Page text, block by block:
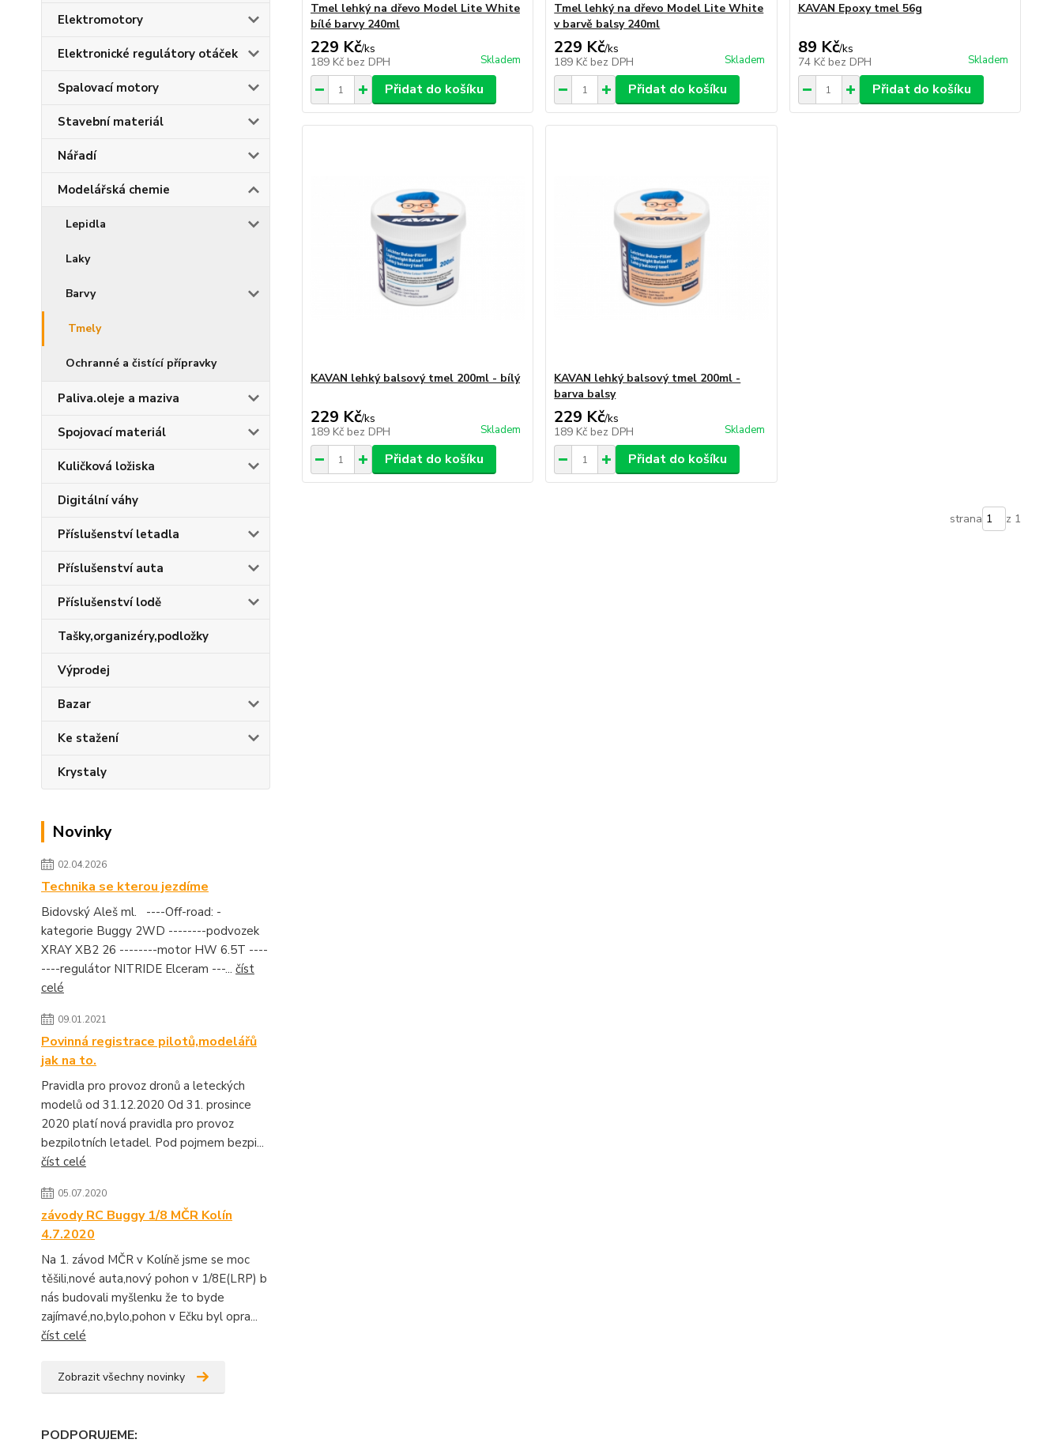
Elektromotory
Elektronické regulátory otáček
Spalovací motory
Stavební materiál
Nářadí
Modelářská chemie
Lepidla
Laky
Barvy
Tmely
Ochranné a čistící přípravky
Paliva.oleje a maziva
Spojovací materiál
Kuličková ložiska
Digitální váhy
Příslušenství letadla
Příslušenství auta
Příslušenství lodě
Tašky,organizéry,podložky
Výprodej
Bazar
Ke stažení
Krystaly
Novinky
02.04.2026
Technika se kterou jezdíme
Bidovský Aleš ml. ----Off-road: -
kategorie Buggy 2WD --------podvozek
XRAY XB2 26 --------motor HW 6.5T ----
----regulátor NITRIDE Elceram ---... číst
celé
09.01.2021
Povinná registrace pilotů,modelářů
jak na to.
Pravidla pro provoz dronů a leteckých
modelů od 31.12.2020 Od 31. prosince
2020 platí nová pravidla pro provoz
bezpilotních letadel. Pod pojmem bezpi...
číst celé
05.07.2020
závody RC Buggy 1/8 MČR Kolín
4.7.2020
Na 1. závod MČR v Kolíně jsme se moc
těšili,nové auta,nový pohon v 1/8E(LRP) b
nás budovali myšlenku že to byde
zajímavé,no,bylo,pohon v Ečku byl opra...
číst celé
Zobrazit všechny novinky
PODPORUJEME:
Tmel lehký na dřevo Model Lite White
bílé barvy 240ml
229 Kč/ks
189 Kč bez DPH Skladem
Přidat do košíku
Tmel lehký na dřevo Model Lite White
v barvě balsy 240ml
229 Kč/ks
189 Kč bez DPH Skladem
Přidat do košíku
KAVAN Epoxy tmel 56g
89 Kč/ks
74 Kč bez DPH Skladem
Přidat do košíku
KAVAN lehký balsový tmel 200ml - bílý
229 Kč/ks
189 Kč bez DPH Skladem
Přidat do košíku
KAVAN lehký balsový tmel 200ml -
barva balsy
229 Kč/ks
189 Kč bez DPH Skladem
Přidat do košíku
strana z 1